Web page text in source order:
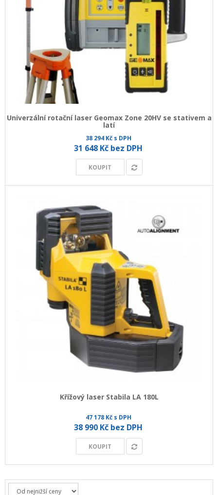
Univerzální rotační laser Geomax Zone 20HV se stativem a
latí
38 294 Kč s DPH
31 648 Kč bez DPH
KOUPIT
Křížový laser Stabila LA 180L
47 178 Kč s DPH
38 990 Kč bez DPH
KOUPIT